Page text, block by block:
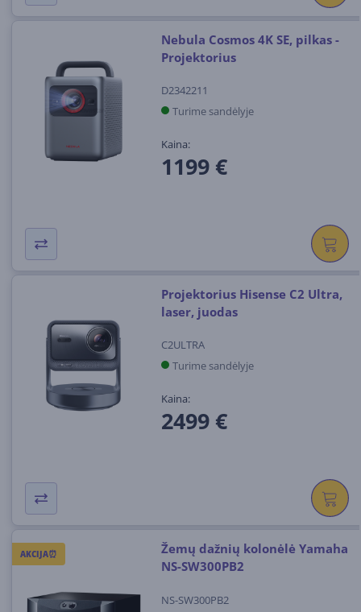
Nebula Cosmos 4K SE, pilkas -
Projektorius
D2342211
Turime sandėlyje
Kaina:
1199 €
Projektorius Hisense C2 Ultra,
laser, juodas
C2ULTRA
Turime sandėlyje
Kaina:
2499 €
AKCIJA⏰
Žemų dažnių kolonėlė Yamaha
NS-SW300PB2
NS-SW300PB2